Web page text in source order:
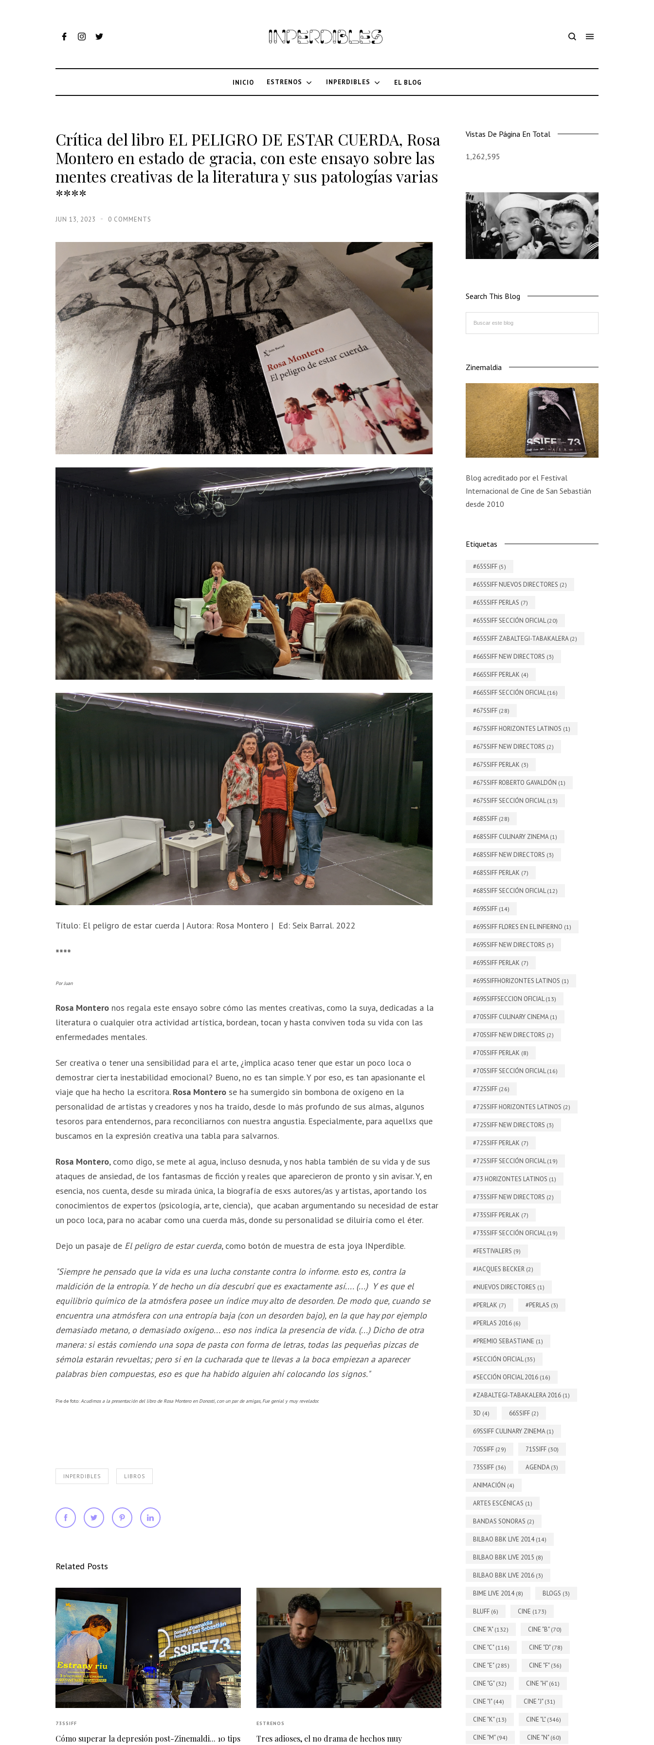
INICIO ESTRENOS INPERDIBLES EL BLOG
Crítica del libro EL PELIGRO DE ESTAR CUERDA, Rosa
Montero en estado de gracia, con este ensayo sobre las
mentes creativas de la literatura y sus patologías varias
****
JUN 13, 2023 0 COMMENTS
Título: El peligro de estar cuerda | Autora: Rosa Montero | Ed: Seix Barral. 2022
****
Por Juan
Rosa Montero nos regala este ensayo sobre cómo las mentes creativas, como la suya, dedicadas a la
literatura o cualquier otra actividad artística, bordean, tocan y hasta conviven toda su vida con las
enfermedades mentales.
Ser creativa o tener una sensibilidad para el arte, ¿implica acaso tener que estar un poco loca o
demostrar cierta inestabilidad emocional? Bueno, no es tan simple. Y por eso, es tan apasionante el
viaje que ha hecho la escritora. Rosa Montero se ha sumergido sin bombona de oxígeno en la
personalidad de artistas y creadores y nos ha traído, desde lo más profundo de sus almas, algunos
tesoros para entendernos, para reconciliarnos con nuestra angustia. Especialmente, para aquellxs que
buscamos en la expresión creativa una tabla para salvarnos.
Rosa Montero, como digo, se mete al agua, incluso desnuda, y nos habla también de su vida y de sus
ataques de ansiedad, de los fantasmas de ficción y reales que aparecieron de pronto y sin avisar. Y, en
esencia, nos cuenta, desde su mirada única, la biografía de esxs autores/as y artistas, aportando los
conocimientos de expertos (psicología, arte, ciencia),que acaban argumentando su necesidad de estar
un poco loca, para no acabar como una cuerda más, donde su personalidad se diluiría como el éter.
Dejo un pasaje de El peligro de estar cuerda, como botón de muestra de esta joya INperdible.
"Siempre he pensado que la vida es una lucha constante contra lo informe. esto es, contra la
maldición de la entropía. Y de hecho un día descubrí que es exactamente así.... (...) Y es que el
equilibrio químico de la atmósfera posee un índice muy alto de desorden. De modo que, cuando se
encuentra una atmósfera con una entropía baja (con un desorden bajo), en la que hay por ejemplo
demasiado metano, o demasiado oxígeno... eso nos indica la presencia de vida. (...) Dicho de otra
manera: si estás comiendo una sopa de pasta con forma de letras, todas las pequeñas pizcas de
sémola estarán revueltas; pero si en la cucharada que te llevas a la boca empiezan a aparecer
palabras bien compuestas, eso es que ha habido alguien ahí colocando los signos."
Pie de foto: Acudimos a la presentación del libro de Rosa Montero en Donosti, con un par de amigas, Fue genial y muy revelador.
INPERDIBLES LIBROS
Related Posts
73SSIFF
Cómo superar la depresión post-Zinemaldi... 10 tips
ESTRENOS
Tres adioses, el no drama de hechos muy
Vistas De Página En Total
1,262,595
Search This Blog
Zinemaldia
Blog acreditado por el Festival
Internacional de Cine de San Sebastián
desde 2010
Etiquetas
#65SSIFF (5)
#65SSIFF NUEVOS DIRECTORES (2)
#65SSIFF PERLAS (7)
#65SSIFF SECCIÓN OFICIAL(20)
#65SSIFF ZABALTEGI-TABAKALERA (2)
#66SSIFF NEW DIRECTORS (3)
#66SSIFF PERLAK (4)
#66SSIFF SECCIÓN OFICIAL(16)
#67SSIFF (28)
#67SSIFF HORIZONTES LATINOS (1)
#67SSIFF NEW DIRECTORS (2)
#67SSIFF PERLAK (3)
#67SSIFF ROBERTO GAVALDÓN (1)
#67SSIFF SECCIÓN OFICIAL(13)
#68SSIFF (28)
#68SSIFF CULINARY ZINEMA (1)
#68SSIFF NEW DIRECTORS (3)
#68SSIFF PERLAK (7)
#68SSIFF SECCIÓN OFICIAL(12)
#69SSIFF (14)
#69SSIFF FLORES EN EL INFIERNO (1)
#69SSIFF NEW DIRECTORS (5)
#69SSIFF PERLAK (7)
#69SSIFFHORIZONTES LATINOS (1)
#69SSIFFSECCION OFICIAL(13)
#70SSIFF CULINARY CINEMA (1)
#70SSIFF NEW DIRECTORS (2)
#70SSIFF PERLAK (8)
#70SSIFF SECCIÓN OFICIAL(16)
#72SSIFF (26)
#72SSIFF HORIZONTES LATINOS (2)
#72SSIFF NEW DIRECTORS (3)
#72SSIFF PERLAK (7)
#72SSIFF SECCIÓN OFICIAL(19)
#73 HORIZONTES LATINOS (1)
#73SSIFF NEW DIRECTORS (2)
#73SSIFF PERLAK (7)
#73SSIFF SECCIÓN OFICIAL(19)
#FESTIVALERS (9)
#JACQUES BECKER (2)
#NUEVOS DIRECTORES (1)
#PERLAK (7) #PERLAS (3)
#PERLAS 2016 (6)
#PREMIO SEBASTIANE (1)
#SECCIÓN OFICIAL(35)
#SECCIÓN OFICIAL 2016 (16)
#ZABALTEGI-TABAKALERA 2016 (1)
3D (4) 66SSIFF (2)
69SSIFF CULINARY ZINEMA (1)
70SSIFF (29) 71SSIFF (30)
73SSIFF (36) AGENDA (3)
ANIMACIÓN (4)
ARTES ESCÉNICAS (1)
BANDAS SONORAS (2)
BILBAO BBK LIVE 2014 (14)
BILBAO BBK LIVE 2015 (8)
BILBAO BBK LIVE 2016 (3)
BIME LIVE 2014 (8) BLOGS (3)
BLUFF (6) CINE (173)
CINE "A" (132) CINE "B" (70)
CINE "C" (116) CINE "D" (78)
CINE "E" (285) CINE "F" (36)
CINE "G" (32) CINE "H" (61)
CINE "I" (44) CINE "J" (31)
CINE "K" (13) CINE "L" (346)
CINE "M" (94) CINE "N" (60)